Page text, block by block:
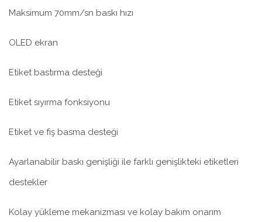
Maksimum 70mm/sn baskı hızı
OLED ekran
Etiket bastırma desteği
Etiket sıyırma fonksiyonu
Etiket ve fiş basma desteği
Ayarlanabilir baskı genişliği ile farklı genişlikteki etiketleri
destekler
Kolay yükleme mekanizması ve kolay bakım onarım